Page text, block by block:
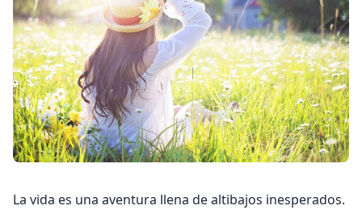
La vida es una aventura llena de altibajos inesperados.